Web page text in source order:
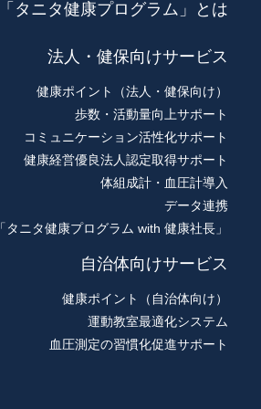
「タニタ健康プログラム」とは
法人・健保向けサービス
健康ポイント（法人・健保向け）
歩数・活動量向上サポート
コミュニケーション活性化サポート
健康経営優良法人認定取得サポート
体組成計・血圧計導入
データ連携
「タニタ健康プログラム with 健康社長」
自治体向けサービス
健康ポイント（自治体向け）
運動教室最適化システム
血圧測定の習慣化促進サポート